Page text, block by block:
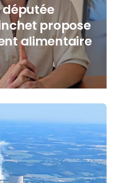
propose
alimentaire